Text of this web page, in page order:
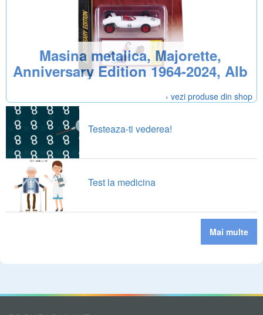
Masina metalica, Majorette,
Anniversary Edition 1964-2024, Alb
› vezi produse din shop
Testeaza-ti vederea!
Test la medicina
Mai multe